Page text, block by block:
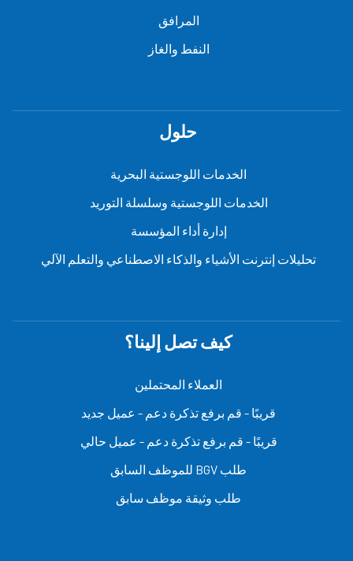
المرافق
النفط والغاز
حلول
الخدمات اللوجستية البحرية
الخدمات اللوجستية وسلسلة التوريد
إدارة أداء المؤسسة
تحليلات إنترنت الأشياء والذكاء الاصطناعي والتعلم الآلي
كيف تصل إلينا؟
العملاء المحتملين
قريبًا - قم برفع تذكرة دعم - عميل جديد
قريبًا - قم برفع تذكرة دعم - عميل حالي
طلب BGV للموظف السابق
طلب وثيقة موظف سابق